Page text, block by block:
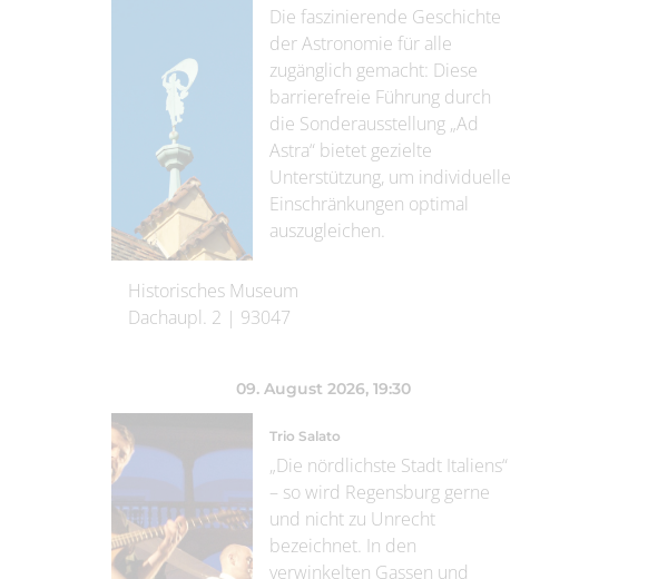
Die faszinierende Geschichte
der Astronomie für alle
zugänglich gemacht: Diese
barrierefreie Führung durch
die Sonderausstellung „Ad
Astra“ bietet gezielte
Unterstützung, um individuelle
Einschränkungen optimal
auszugleichen.
Historisches Museum
Dachaupl. 2 | 93047
09. August 2026, 19:30
Trio Salato
„Die nördlichste Stadt Italiens“
– so wird Regensburg gerne
und nicht zu Unrecht
bezeichnet. In den
verwinkelten Gassen und